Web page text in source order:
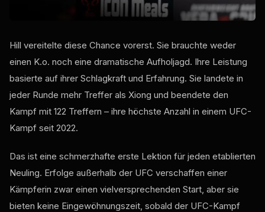
Hill vereitelte diese Chance vorerst. Sie brauchte weder
einen K.o. noch eine dramatische Aufholjagd. Ihre Leistung
basierte auf ihrer Schlagkraft und Erfahrung. Sie landete in
jeder Runde mehr Treffer als Xiong und beendete den
Kampf mit 122 Treffern – ihre höchste Anzahl in einem UFC-
Kampf seit 2022.
Das ist eine schmerzhafte erste Lektion für jeden etablierten
Neuling. Erfolge außerhalb der UFC verschaffen einer
Kämpferin zwar einen vielversprechenden Start, aber sie
bieten keine Eingewöhnungszeit, sobald der UFC-Kampf